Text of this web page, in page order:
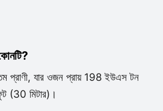
প্রাণী, যার ওজন প্রায় 198 ইউএস টন
(30 মিটার)।